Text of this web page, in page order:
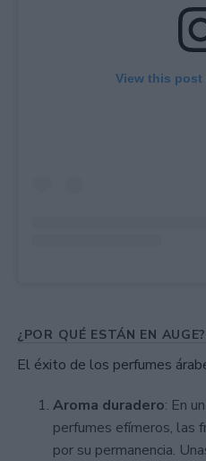
View this post
¿POR QUÉ ESTÁN EN AUGE?
El éxito de los perfumes
Aroma duradero: En
perfumes efímeros, las
por su permanencia.